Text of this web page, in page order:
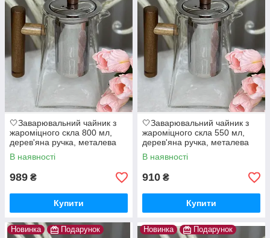
🤍Заварювальний чайник з
жароміцного скла 800 мл,
дерев'яна ручка, металева
кришка та ситечко, Прозорий
В наявності
989 ₴
Купити
🤍Заварювальний чайник з
жароміцного скла 550 мл,
дерев'яна ручка, металева
кришка та ситечко, Прозорий
В наявності
910 ₴
Купити
Новинка Подарунок Новинка Подарунок